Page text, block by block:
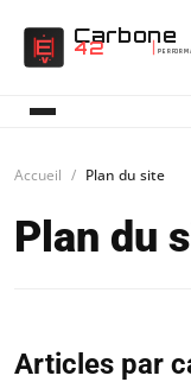
Carbone
42
Accueil Plan du site
Plan du
Articles par